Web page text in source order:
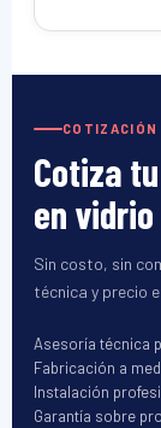
COTIZACIÓN
Cotiza
en
Sin costo, sin
técnica y precio
Asesoría técnica
Fabricación a
Instalación
Garantía sobre